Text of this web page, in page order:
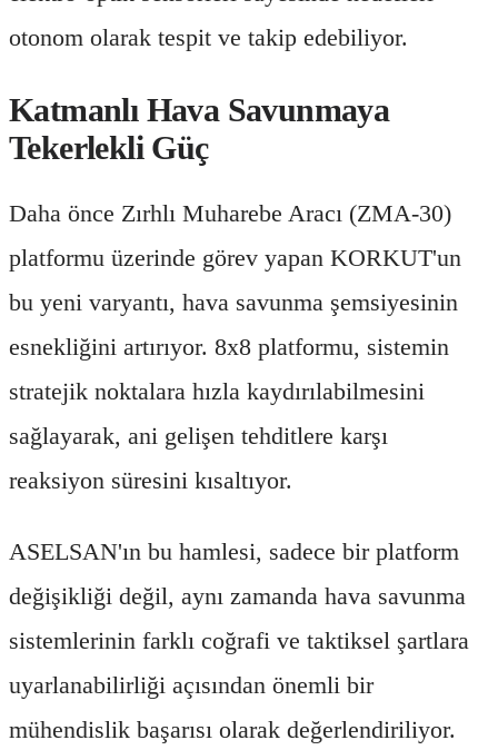
otonom olarak tespit ve takip edebiliyor.
Katmanlı Hava Savunmaya
Tekerlekli Güç
Daha önce Zırhlı Muharebe Aracı (ZMA-30)
platformu üzerinde görev yapan KORKUT'un
bu yeni varyantı, hava savunma şemsiyesinin
esnekliğini artırıyor. 8x8 platformu, sistemin
stratejik noktalara hızla kaydırılabilmesini
sağlayarak, ani gelişen tehditlere karşı
reaksiyon süresini kısaltıyor.
ASELSAN'ın bu hamlesi, sadece bir platform
değişikliği değil, aynı zamanda hava savunma
sistemlerinin farklı coğrafi ve taktiksel şartlara
uyarlanabilirliği açısından önemli bir
mühendislik başarısı olarak değerlendiriliyor.